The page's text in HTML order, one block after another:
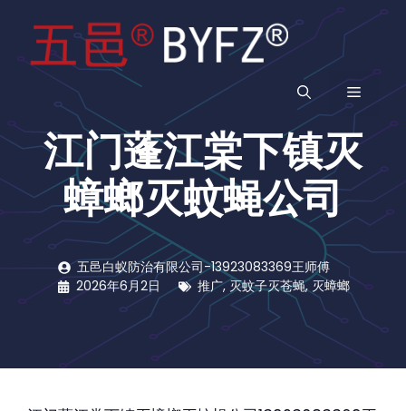
菜
单
江门蓬江棠下镇灭
蟑螂灭蚊蝇公司
五邑白蚁防治有限公司-13923083369王师傅
2026年6月2日
推广,灭蚊子灭苍蝇, 灭蟑螂